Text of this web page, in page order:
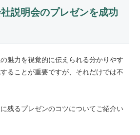
説明会のプレゼンを成功
魅力を視覚的に伝えられる分かりやす
ることが重要ですが、それだけでは不
残るプレゼンのコツについてご紹介い